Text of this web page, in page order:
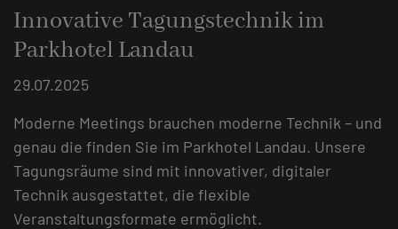
Innovative Tagungstechnik im
Parkhotel Landau
29.07.2025
Moderne Meetings brauchen moderne Technik – und
genau die finden Sie im Parkhotel Landau. Unsere
Tagungsräume sind mit innovativer, digitaler
Technik ausgestattet, die flexible
Veranstaltungsformate ermöglicht.